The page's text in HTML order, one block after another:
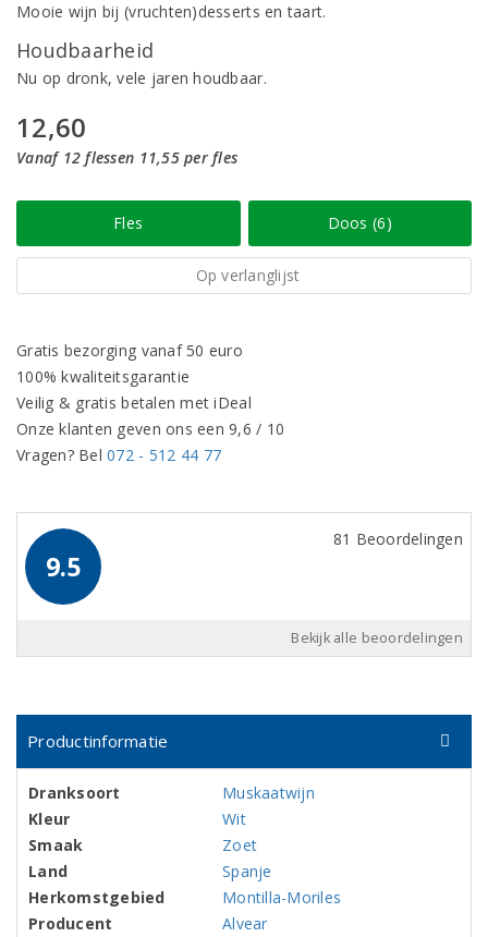
Mooie wijn bij (vruchten)desserts en taart.
Houdbaarheid
Nu op dronk, vele jaren houdbaar.
12,60
Vanaf 12 flessen 11,55 per fles
Fles Doos (6)
Op verlanglijst
Gratis bezorging vanaf 50 euro
100% kwaliteitsgarantie
Veilig & gratis betalen met iDeal
Onze klanten geven ons een 9,6 / 10
Vragen? Bel072 - 512 44 77
9.5
81 Beoordelingen
Bekijk alle beoordelingen
Productinformatie
Dranksoort
Muskaatwijn
Kleur
Wit
Smaak
Zoet
Land
Spanje
Herkomstgebied
Montilla-Moriles
Producent
Alvear